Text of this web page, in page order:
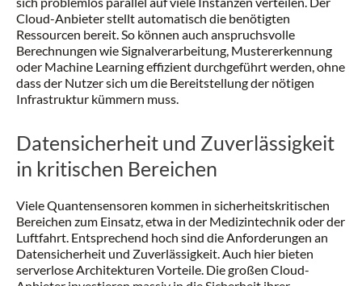
Cloud-Anbieter stellt automatisch die benötigten
Ressourcen bereit. So können auch anspruchsvolle
Berechnungen wie Signalverarbeitung, Mustererkennung
oder Machine Learning effizient durchgeführt werden, ohne
dass der Nutzer sich um die Bereitstellung der nötigen
Infrastruktur kümmern muss.
Datensicherheit und Zuverlässigkeit
in kritischen Bereichen
Viele Quantensensoren kommen in sicherheitskritischen
Bereichen zum Einsatz, etwa in der Medizintechnik oder der
Luftfahrt. Entsprechend hoch sind die Anforderungen an
Datensicherheit und Zuverlässigkeit. Auch hier bieten
serverlose Architekturen Vorteile. Die großen Cloud-